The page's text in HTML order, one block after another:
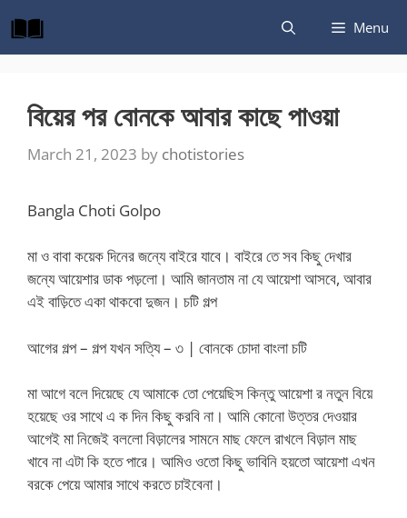
to
content
Menu
বিয়ের পর বোনকে আবার কাছে পাওয়া
March 21, 2023 by chotistories
Bangla Choti Golpo
মা ও বাবা কয়েক দিনের জন্যে বাইরে যাবে। বাইরে তে সব কিছু দেখার
জন্যে আয়েশার ডাক পড়লো। আমি জানতাম না যে আয়েশা আসবে, আবার
এই বাড়িতে একা থাকবো দুজন। চটি গল্প
আগের গল্প – গল্প যখন সত্যি – ৩ | বোনকে চোদা বাংলা চটি
মা আগে বলে দিয়েছে যে আমাকে তো পেয়েছিস কিন্তু আয়েশা র নতুন বিয়ে
হয়েছে ওর সাথে এ ক দিন কিছু করবি না। আমি কোনো উত্তর দেওয়ার
আগেই মা নিজেই বললো বিড়ালের সামনে মাছ ফেলে রাখলে বিড়াল মাছ
খাবে না এটা কি হতে পারে। আমিও ওতো কিছু ভাবিনি হয়তো আয়েশা এখন
বরকে পেয়ে আমার সাথে করতে চাইবেনা।